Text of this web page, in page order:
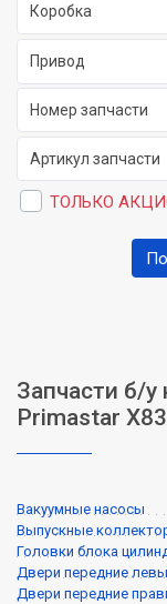
Коробка
Привод
ТОЛЬКО
Запчасти б/
Primastar X83
Вакуумные насосы
Выпускные
Головки блока
Двери передние
Двери передние